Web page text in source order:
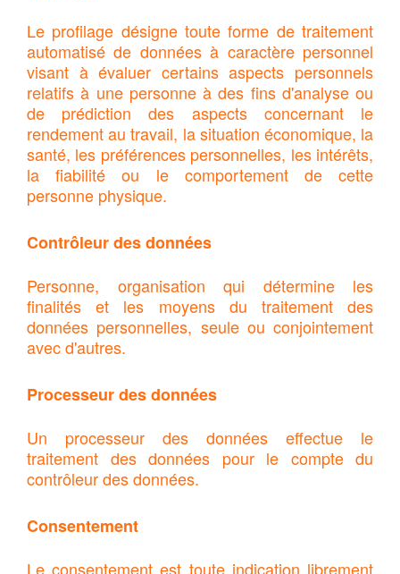
Le profilage désigne toute forme de traitement
automatisé de données à caractère personnel
visant à évaluer certains aspects personnels
relatifs à une personne à des fins d'analyse ou
de prédiction des aspects concernant le
rendement au travail, la situation économique, la
santé, les préférences personnelles, les intérêts,
la fiabilité ou le comportement de cette
personne physique.
Contrôleur des données
Personne, organisation qui détermine les
finalités et les moyens du traitement des
données personnelles, seule ou conjointement
avec d'autres.
Processeur des données
Un processeur des données effectue le
traitement des données pour le compte du
contrôleur des données.
Consentement
Le consentement est toute indication librement